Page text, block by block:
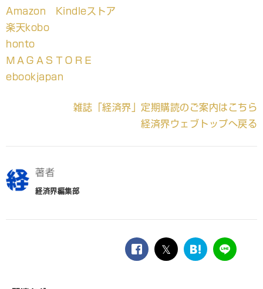
Amazon Kindleストア
楽天kobo
honto
ＭＡＧＡＳＴＯＲＥ
ebookjapan
雑誌「経済界」定期購読のご案内はこちら
経済界ウェブトップへ戻る
著者
経済界編集部
facebook
twitter
は
LINE